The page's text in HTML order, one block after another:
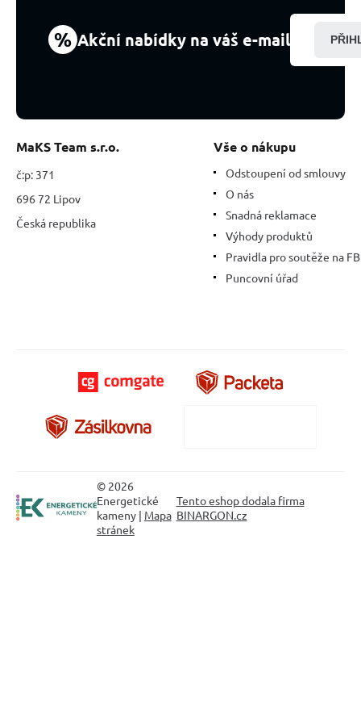
ručně
vyřezávaný
% Akční nabídky na váš e-mail
MaKS Team s.r.o.
č:p: 371
696 72 Lipov
Česká republika
Vše o nákupu
Odstoupení od smlouvy
O nás
Snadná reklamace
Výhody produktů
Pravidla pro soutěže na FB
Puncovní úřad
© 2026
Energetické
kameny | Mapa
stránek
Tento eshop dodala firma
BINARGON.cz